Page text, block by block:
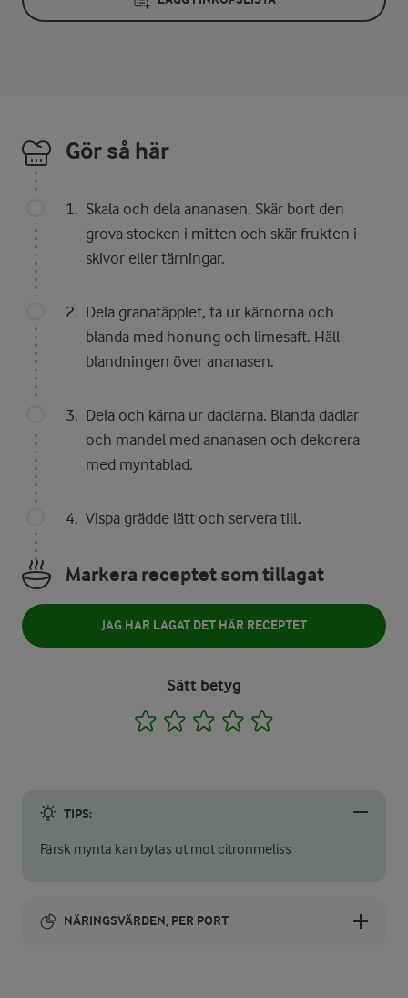
Gör så här
Skala och dela ananasen. Skär bort den
grova stocken i mitten och skär frukten i
skivor eller tärningar.
Dela granatäpplet, ta ur kärnorna och
blanda med honung och limesaft. Häll
blandningen över ananasen.
Dela och kärna ur dadlarna. Blanda dadlar
och mandel med ananasen och dekorera
med myntablad.
Vispa grädde lätt och servera till.
Markera receptet som tillagat
JAG HAR LAGAT DET HÄR RECEPTET
Sätt betyg
1 2 3 4
TIPS:
Färsk mynta kan bytas ut mot citronmeliss
NÄRINGSVÄRDEN, PER PORT